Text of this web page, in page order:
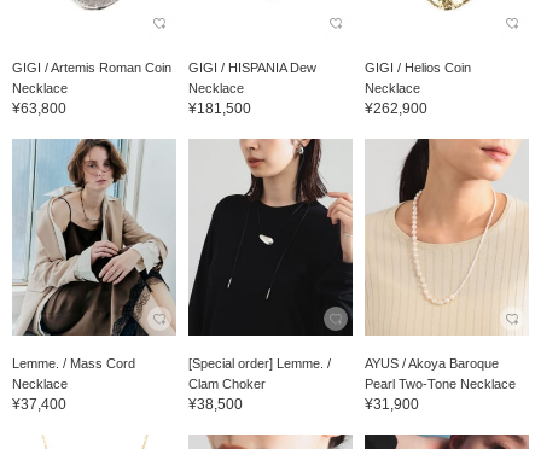
GIGI / Artemis Roman Coin
Necklace
¥63,800
GIGI / HISPANIA Dew
Necklace
¥181,500
GIGI / Helios Coin
Necklace
¥262,900
Lemme. / Mass Cord
Necklace
¥37,400
[Special order] Lemme. /
Clam Choker
¥38,500
AYUS / Akoya Baroque
Pearl Two-Tone Necklace
¥31,900